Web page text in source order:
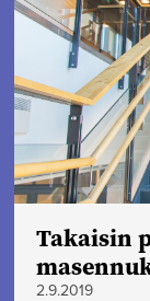
Takaisin
2.9.2019